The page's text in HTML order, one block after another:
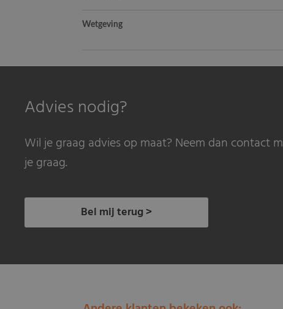
Wetgeving
Advies nodig?
Wil je graag advies op maat? Neem dan contact
je graag.
Bel mij terug >